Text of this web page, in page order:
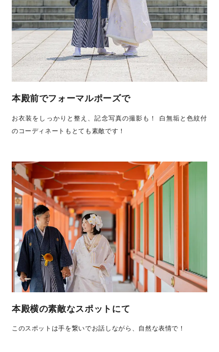
本殿前でフォーマルポーズで
お衣装をしっかりと整え、記念写真の撮影も！ 白無垢と色紋付
のコーディネートもとても素敵です！
本殿横の素敵なスポットにて
このスポットは手を繋いでお話しながら、自然な表情で！